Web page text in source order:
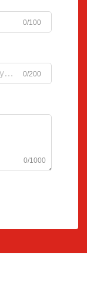
0/100
0/200
0/1000